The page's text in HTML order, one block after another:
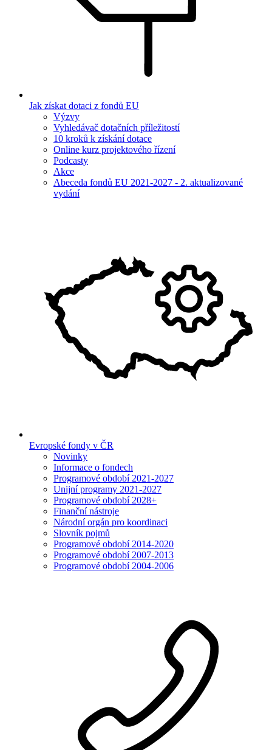
Jak získat dotaci z fondů EU
Výzvy
Vyhledávač dotačních příležitostí
10 kroků k získání dotace
Online kurz projektového řízení
Podcasty
Akce
Abeceda fondů EU 2021-2027 - 2. aktualizované
vydání
Evropské fondy v ČR
Novinky
Informace o fondech
Programové období 2021-2027
Unijní programy 2021-2027
Programové období 2028+
Finanční nástroje
Národní orgán pro koordinaci
Slovník pojmů
Programové období 2014-2020
Programové období 2007-2013
Programové období 2004-2006